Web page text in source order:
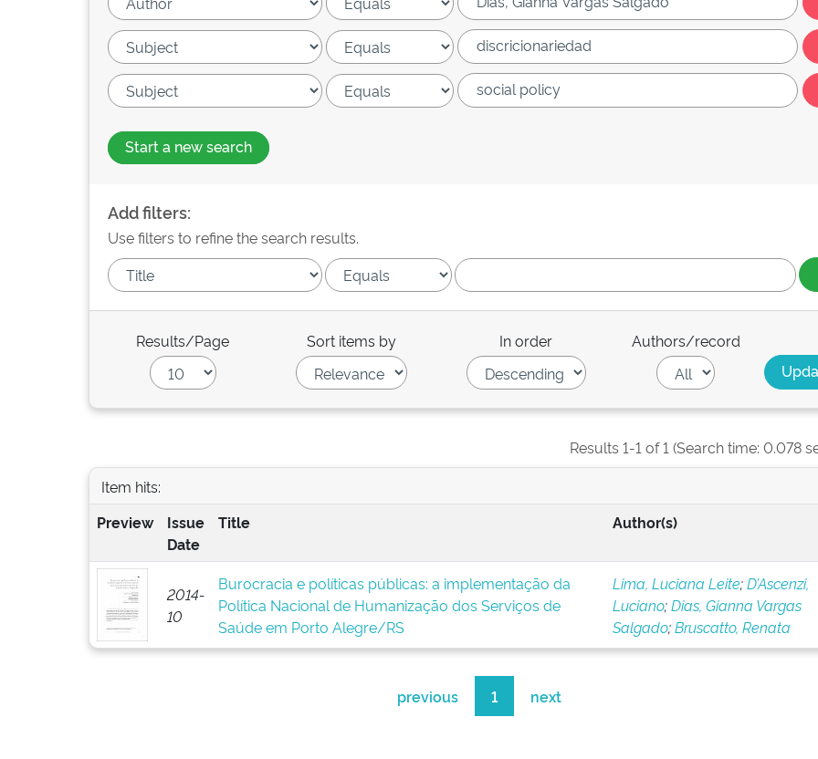
Start a new search
Add filters:
Use filters to refine the search results.
Results/Page Sort items by In order Authors/record
Results 1-1 of 1 (Search time: 0.078
Item hits:
Preview
Issue
Date
Title Author(s)
2014-
10
Burocracia e políticas públicas: a implementação da
Política Nacional de Humanização dos Serviços de
Saúde em Porto Alegre/RS
Lima, Luciana Leite;D’Ascenzi,
Luciano;Dias, Gianna Vargas
Salgado;Bruscatto, Renata
previous 1 next